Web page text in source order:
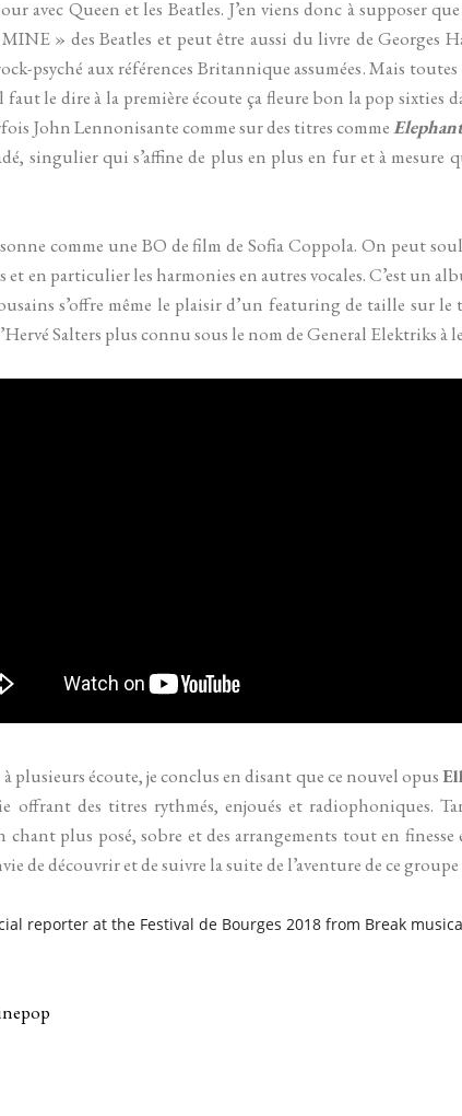
avec Queen et les Beatles. J’en viens donc à supposer
» des Beatles et peut être aussi du livre de Georges
psyché aux références Britannique assumées. Mais
le dire à la première écoute ça fleure bon la pop sixties
John Lennonisante comme sur des titres comme
singulier qui s’affine de plus en plus en fur et à mesure
comme une BO de film de Sofia Coppola. On peut
et en particulier les harmonies en autres vocales. C’est un
s’offre même le plaisir d’un featuring de taille sur
Salters plus connu sous le nom de General Elektriks à
plusieurs écoute, je conclus en disant que ce nouvel opus
offrant des titres rythmés, enjoués et radiophoniques.
chant plus posé, sobre et des arrangements tout en
de découvrir et de suivre la suite de l’aventure de ce
reporter at the Festival de Bourges 2018 from Break